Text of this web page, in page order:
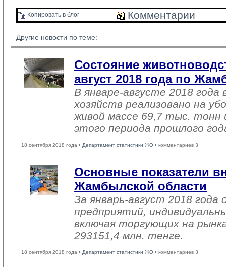
Копировать в блог Комментарии
Другие новости по теме:
Состояние
август 2018 года по
В январе-августе 2018 года
хозяйств реализовано на
живой массе 69,7 тыс. тонн
этого периода прошлого
18 сентября 2018 года • Департамент статистики ЖО • комментариев 3
Основные показатели
Жамбылской области
За январь-август 2018
предприятий,
включая торгующих на
293151,4 млн. тенге.
18 сентября 2018 года • Департамент статистики ЖО • комментариев 3